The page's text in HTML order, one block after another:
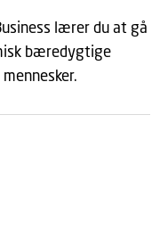
lærer du at gå
bæredygtige